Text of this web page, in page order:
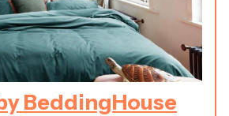
BeddingHouse